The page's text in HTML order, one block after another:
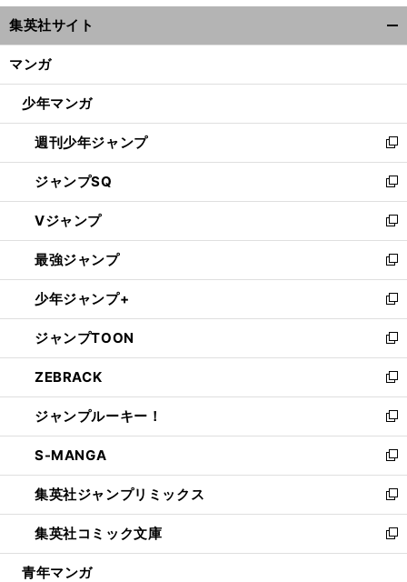
ウ
ィ
ン
ウ
開
く
集英社サイト
マンガ
少年マンガ
週刊少年ジャンプ
新
し
い
ウ
ィ
ン
ド
ウ
で
開
く
ジャンプSQ
新
し
い
ウ
ィ
ン
ド
ウ
で
開
く
Vジャンプ
新
し
い
ウ
ィ
ン
ド
ウ
で
開
く
最強ジャンプ
新
し
い
ウ
ィ
ン
ド
ウ
で
開
く
少年ジャンプ+
新
し
い
ウ
ィ
ン
ド
ウ
で
開
く
ジャンプTOON
新
し
い
ウ
ィ
ン
ド
ウ
で
開
く
ZEBRACK
新
し
い
ウ
ィ
ン
ド
ウ
で
開
ジャンプルーキー！
新
し
い
ウ
ィ
ン
ド
ウ
S-MANGA
新
し
い
ウ
ィ
ン
集英社ジャンプリミックス
新
し
い
ウ
集英社コミック文庫
新
し
青年マンガ